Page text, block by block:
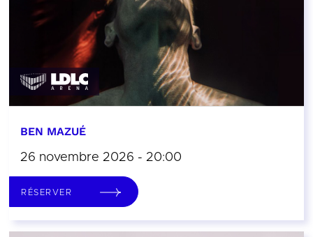
BEN MAZUÉ
26 novembre 2026 - 20:00
RÉSERVER